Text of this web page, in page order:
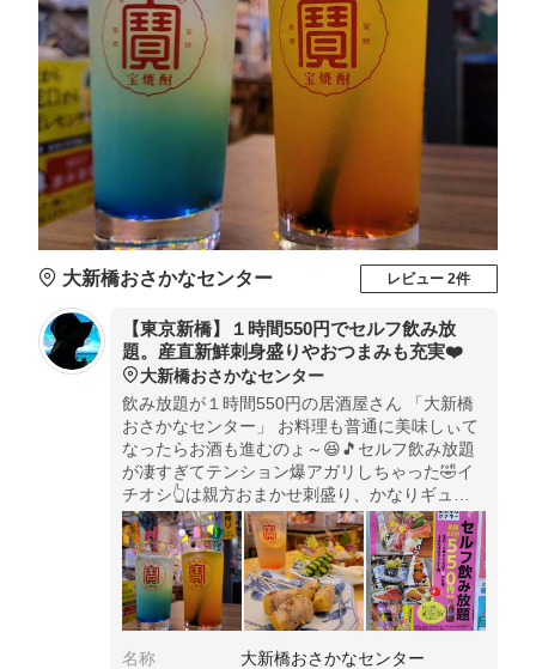
大新橋おさかなセンター レビュー 2件
【東京新橋】１時間550円でセルフ飲み放
題。産直新鮮刺身盛りやおつまみも充実❤️
大新橋おさかなセンター
飲み放題が１時間550円の居酒屋さん 「大新橋
おさかなセンター」 お料理も普通に美味しぃて
なったらお酒も進むのょ～😆🎵セルフ飲み放題
が凄すぎてテンション爆アガリしちゃった🤣イ
チオシ👆️は親方おまかせ刺盛り、かなりギュー
ギューに盛られてる。全国各地より水揚げされ
た新鮮な魚を直送にて仕入れ。
名称
大新橋おさかなセンター